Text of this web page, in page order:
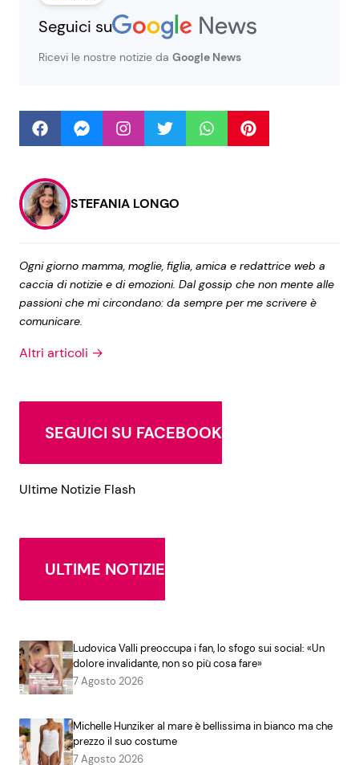
Festività Ricette per Bambini
Info
Chi siamo
Redazione
Contattaci
Seguici su
Ricevi le nostre notizie da Google News
STEFANIA LONGO
Ogni giorno mamma, moglie, figlia, amica e redattrice web a
caccia di notizie e di emozioni. Dal gossip che non mente alle
passioni che mi circondano: da sempre per me scrivere è
comunicare.
Altri articoli →
SEGUICI SU FACEBOOK
Ultime Notizie Flash
ULTIME NOTIZIE
Ludovica Valli preoccupa i fan, lo sfogo sui social: «Un
dolore invalidante, non so più cosa fare»
7 Agosto 2026
Michelle Hunziker al mare è bellissima in bianco ma che
prezzo il suo costume
7 Agosto 2026